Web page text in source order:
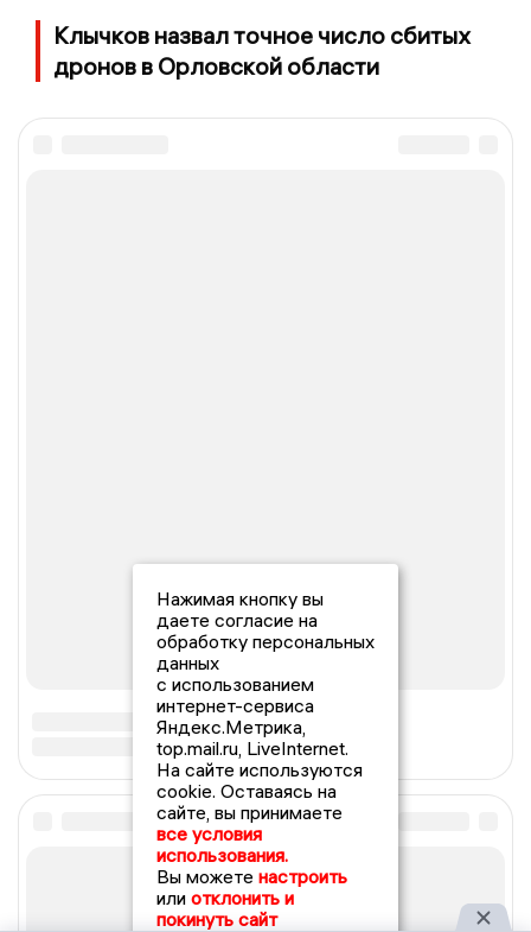
Клычков назвал точное число сбитых
дронов в Орловской области
Нажимая кнопку вы
даете согласие на
обработку персональных
данных
с использованием
интернет-сервиса
Яндекс.Метрика,
top.mail.ru, LiveInternet.
На сайте используются
cookie. Оставаясь на
сайте, вы принимаете
все условия
использования.
Вы можете настроить
или отклонить и
покинуть сайт